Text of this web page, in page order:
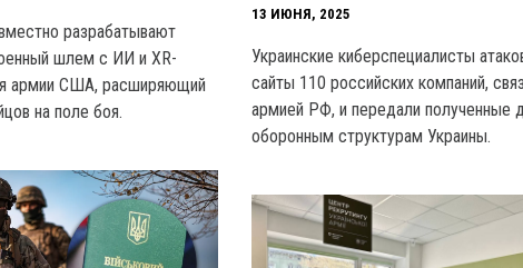
13 ИЮНЯ, 2025
Украинские киберспециалисты
сайты 110 российских компаний,
армией РФ, и передали полученные
оборонным структурам Украины.
разрабатывают
шлем с ИИ и XR-
армии США, расширяющий
на поле боя.